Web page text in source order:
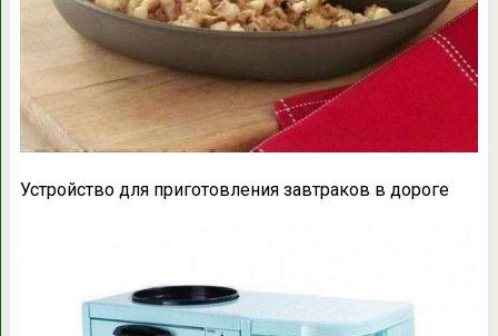
Устройство для приготовления завтраков в дороге